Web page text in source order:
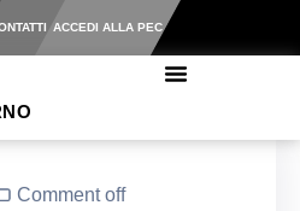
ACCEDI ALLA PEC
Comment off